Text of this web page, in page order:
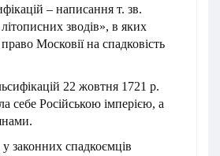
– написання т. зв.
зводів», в яких
Московії на спадковість
22 жовтня 1721 р.
себе Російською імперією, а
законних спадкоємців